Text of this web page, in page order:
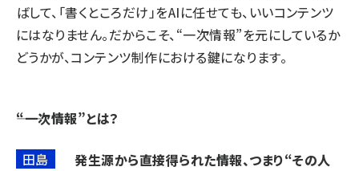
ばして、「書くところだけ」をAIに任せても、いいコンテンツ
にはなりません。だからこそ、“一次情報”を元にしているか
どうかが、コンテンツ制作における鍵になります。
――“一次情報”とは？
田島
発生源から直接得られた情報、つまり“その人